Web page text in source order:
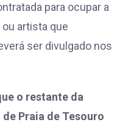
para ocupar a
artista que
ser divulgado nos
o restante da
Praia de Tesouro